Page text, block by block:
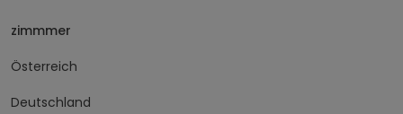
zimmmer
Österreich
Deutschland